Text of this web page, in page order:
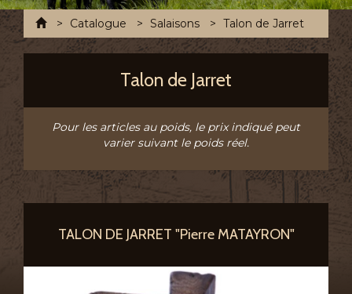
Photos/Vidéos
Salons et évènements
Chronofresh France
Contact
A découvrir
AccueilCatalogue Salaisons Talon de Jarret
Talon de Jarret
Pour les articles au poids, le prix indiqué peut
varier suivant le poids réel.
TALON DE JARRET "Pierre MATAYRON"